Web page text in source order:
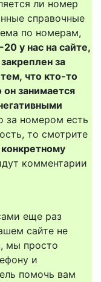
ли номер
справочные
по номерам,
у нас на сайте,
за
что кто-то
занимается
за номером есть
то смотрите
комментарии
еще раз
сайте не
мы просто
и
помочь вам